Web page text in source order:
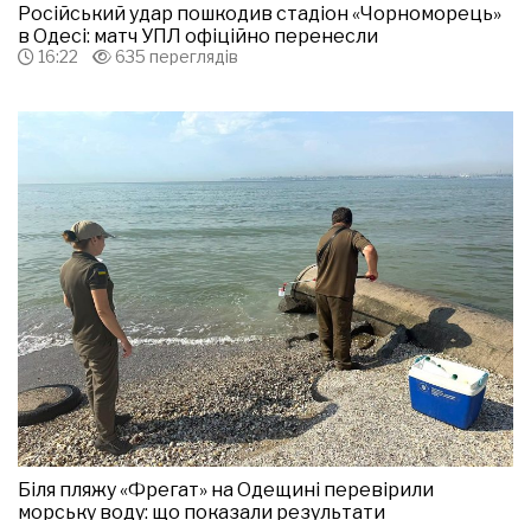
Російський удар пошкодив стадіон «Чорноморець»
в Одесі: матч УПЛ офіційно перенесли
16:22 635 переглядів
Біля пляжу «Фрегат» на Одещині перевірили
морську воду: що показали результати